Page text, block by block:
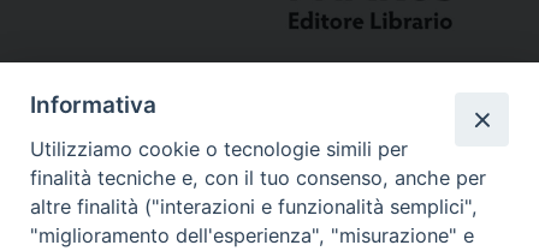
Informativa
Utilizziamo cookie o tecnologie simili per
finalità tecniche e, con il tuo consenso, anche per
altre finalità ("interazioni e funzionalità semplici",
"miglioramento dell'esperienza", "misurazione" e